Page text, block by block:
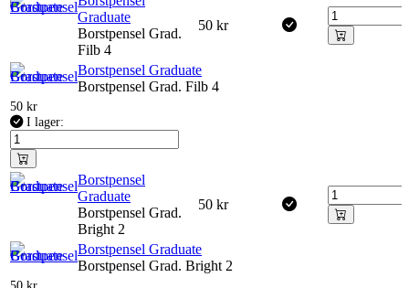
Graduate
Borstpensel Grad.
Filb 4
50 kr
Borstpensel Graduate
Borstpensel Grad. Filb 4
50 kr
I lager:
Borstpensel
Graduate
Borstpensel Grad.
Bright 2
50 kr
Borstpensel Graduate
Borstpensel Grad. Bright 2